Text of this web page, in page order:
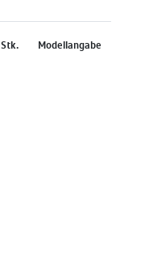
Stk. Modellangabe